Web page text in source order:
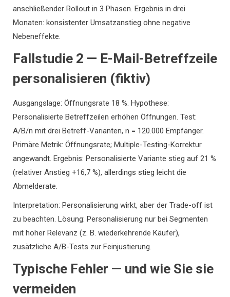
anschließender Rollout in 3 Phasen. Ergebnis in drei
Monaten: konsistenter Umsatzanstieg ohne negative
Nebeneffekte.
Fallstudie 2 — E-Mail-Betreffzeile
personalisieren (fiktiv)
Ausgangslage: Öffnungsrate 18 %. Hypothese:
Personalisierte Betreffzeilen erhöhen Öffnungen. Test:
A/B/n mit drei Betreff-Varianten, n = 120.000 Empfänger.
Primäre Metrik: Öffnungsrate; Multiple-Testing-Korrektur
angewandt. Ergebnis: Personalisierte Variante stieg auf 21 %
(relativer Anstieg +16,7 %), allerdings stieg leicht die
Abmelderate.
Interpretation: Personalisierung wirkt, aber der Trade-off ist
zu beachten. Lösung: Personalisierung nur bei Segmenten
mit hoher Relevanz (z. B. wiederkehrende Käufer),
zusätzliche A/B-Tests zur Feinjustierung.
Typische Fehler — und wie Sie sie
vermeiden